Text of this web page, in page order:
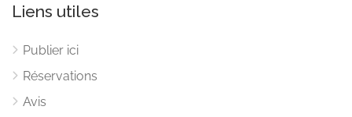
Liens utiles
Publier ici
Réservations
Avis